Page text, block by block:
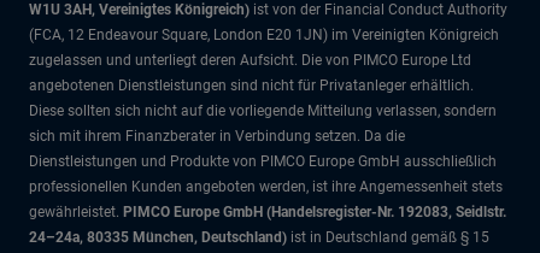
W1U 3AH, Vereinigtes Königreich) ist von der Financial Conduct Authority
(FCA, 12 Endeavour Square, London E20 1JN) im Vereinigten Königreich
zugelassen und unterliegt deren Aufsicht. Die von PIMCO Europe Ltd
angebotenen Dienstleistungen sind nicht für Privatanleger erhältlich.
Diese sollten sich nicht auf die vorliegende Mitteilung verlassen, sondern
sich mit ihrem Finanzberater in Verbindung setzen. Da die
Dienstleistungen und Produkte von PIMCO Europe GmbH ausschließlich
professionellen Kunden angeboten werden, ist ihre Angemessenheit stets
gewährleistet. PIMCO Europe GmbH (Handelsregister-Nr. 192083, Seidlstr.
24–24a, 80335 München, Deutschland) ist in Deutschland gemäß § 15